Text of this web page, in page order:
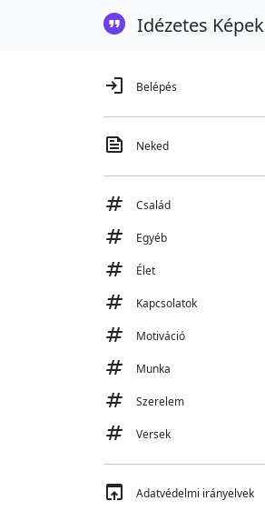
Idézetes Képek
login Belépés
feed Neked
tag Család
tag Egyéb
tag Élet
tag Kapcsolatok
tag Motiváció
tag Munka
tag Szerelem
tag Versek
open_in_browser Adatvédelmi irányelvek